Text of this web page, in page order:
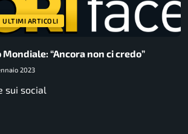
ULTIMI ARTICOLI
“Ancora non ci credo”
2023
sui social